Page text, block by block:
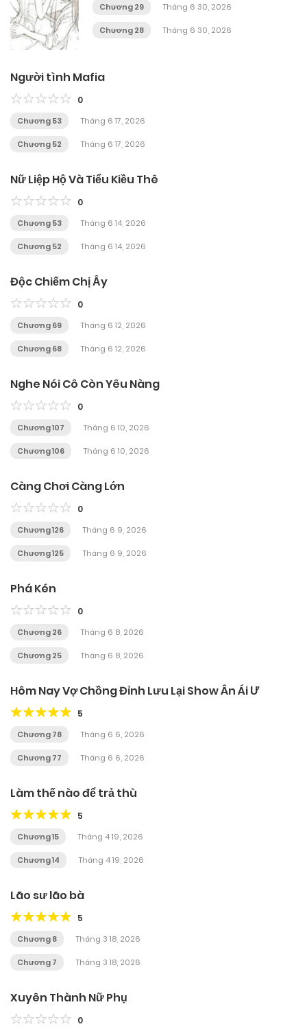
Chương 29 Tháng 6 30, 2026
Chương 28 Tháng 6 30, 2026
Người tình Mafia
0
Chương 53 Tháng 6 17, 2026
Chương 52 Tháng 6 17, 2026
Nữ Liệp Hộ Và Tiểu Kiều Thê
0
Chương 53 Tháng 6 14, 2026
Chương 52 Tháng 6 14, 2026
Độc Chiếm Chị Ấy
0
Chương 69 Tháng 6 12, 2026
Chương 68 Tháng 6 12, 2026
Nghe Nói Cô Còn Yêu Nàng
0
Chương 107 Tháng 6 10, 2026
Chương 106 Tháng 6 10, 2026
Càng Chơi Càng Lớn
0
Chương 126 Tháng 6 9, 2026
Chương 125 Tháng 6 9, 2026
Phá Kén
0
Chương 26 Tháng 6 8, 2026
Chương 25 Tháng 6 8, 2026
Hôm Nay Vợ Chồng Đỉnh Lưu Lại Show Ân Ái Ư
5
Chương 78 Tháng 6 6, 2026
Chương 77 Tháng 6 6, 2026
Làm thế nào để trả thù
5
Chương 15 Tháng 4 19, 2026
Chương 14 Tháng 4 19, 2026
Lão sư lão bà
5
Chương 8 Tháng 3 18, 2026
Chương 7 Tháng 3 18, 2026
Xuyên Thành Nữ Phụ
0